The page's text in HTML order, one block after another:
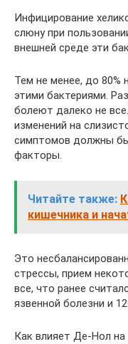
Инфицирование
слюну при
внешней среде эти
Тем не менее, до 80%
этими бактериями.
болеют далеко не
изменений на
симптомов должны
факторы.
Читайте также:
кишечника и
Это
стрессы, прием
все, что ранее
язвенной болезни и
Как влияет Де-Нол на